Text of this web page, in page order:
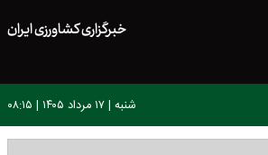
خبرگزاری کشاورزی ایران
شنبه | ۱۷ مرداد ۱۴۰۵ | ۰۸:۱۵